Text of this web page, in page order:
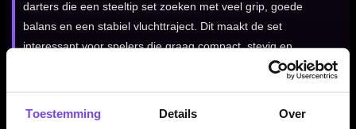
Toestemming Details Over
darters die een steeltip set zoeken met veel grip, goede
balans en een stabiel vluchttraject. Dit maakt de set
interessant voor spelers die graag compact, stevig en